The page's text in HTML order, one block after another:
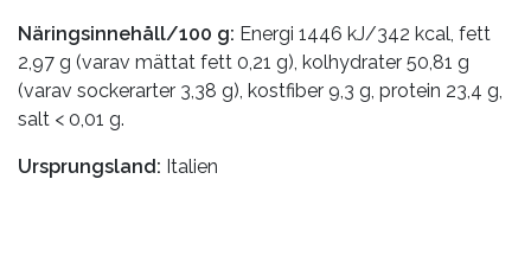
Näringsinnehåll/100 g: Energi 1446 kJ/342 kcal, fett
2,97 g (varav mättat fett 0,21 g), kolhydrater 50,81 g
(varav sockerarter 3,38 g), kostfiber 9,3 g, protein 23,4 g,
salt < 0,01 g.
Ursprungsland: Italien